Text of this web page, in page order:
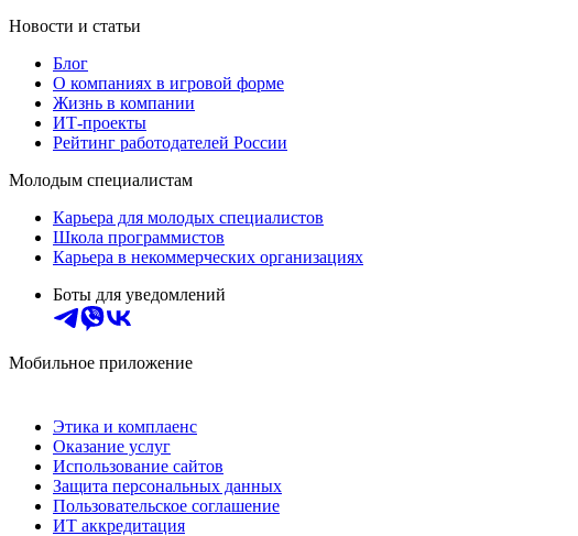
Новости и статьи
Блог
О компаниях в игровой форме
Жизнь в компании
ИТ-проекты
Рейтинг работодателей России
Молодым специалистам
Карьера для молодых специалистов
Школа программистов
Карьера в некоммерческих организациях
Боты для уведомлений
Мобильное приложение
Этика и комплаенс
Оказание услуг
Использование сайтов
Защита персональных данных
Пользовательское соглашение
ИТ аккредитация